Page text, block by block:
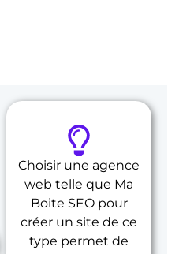
Choisir une agence
web telle que Ma
Boite SEO pour
créer un site de ce
type permet de